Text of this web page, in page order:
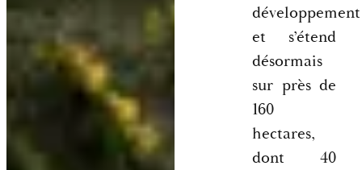
développement
et s’étend
désormais
sur près de
160
hectares,
dont 40